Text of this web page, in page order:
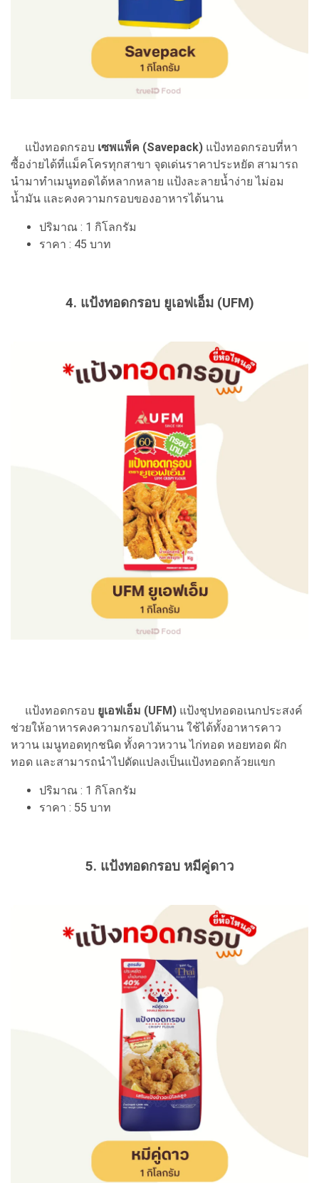
แป้งทอดกรอบ เซพแพ็ค (Savepack) แป้งทอดกรอบที่หา
ซื้อง่ายได้ที่แม็คโครทุกสาขา จุดเด่นราคาประหยัด สามารถ
นำมาทำเมนูทอดได้หลากหลาย แป้งละลายน้ำง่าย ไม่อม
น้ำมัน และคงความกรอบของอาหารได้นาน
ปริมาณ : 1 กิโลกรัม
ราคา : 45 บาท
4. แป้งทอดกรอบ ยูเอฟเอ็ม (UFM)
แป้งทอดกรอบ ยูเอฟเอ็ม (UFM) แป้งชุปทอดอเนกประสงค์
ช่วยให้อาหารคงความกรอบได้นาน ใช้ได้ทั้งอาหารคาว
หวาน เมนูทอดทุกชนิด ทั้งคาวหวาน ไก่ทอด หอยทอด ผัก
ทอด และสามารถนำไปดัดแปลงเป็นแป้งทอดกล้วยแขก
ปริมาณ : 1 กิโลกรัม
ราคา : 55 บาท
5. แป้งทอดกรอบ หมีคู่ดาว